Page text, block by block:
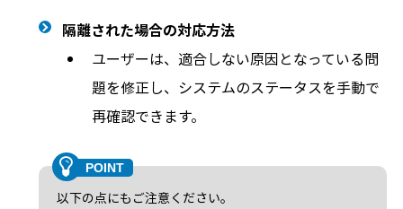
隔離された場合の対応方法
ユーザーは、適合しない原因となっている問
題を修正し、システムのステータスを手動で
再確認できます。
以下の点にもご注意ください。